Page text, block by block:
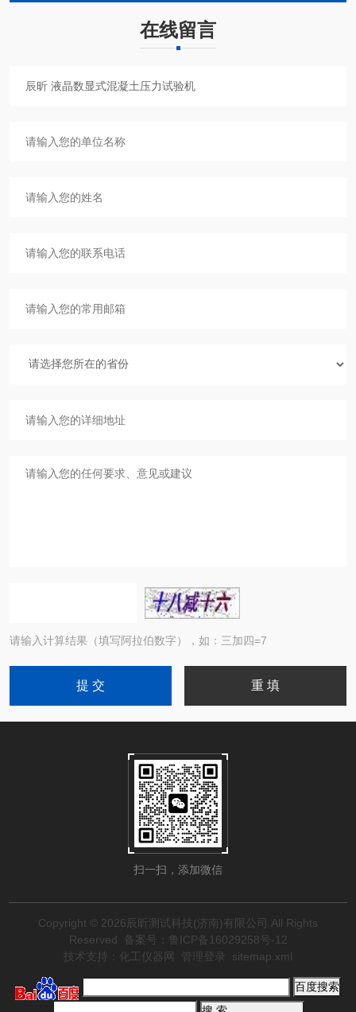
在线留言
请输入计算结果（填写阿拉伯数字），如：三加四=7
扫一扫，添加微信
Copyright © 2026辰昕测试科技(济南)有限公司 All Rights
Reserved
备案号：鲁ICP备16029258号-12
技术支持： 化工仪器网 管理登录 sitemap.xml